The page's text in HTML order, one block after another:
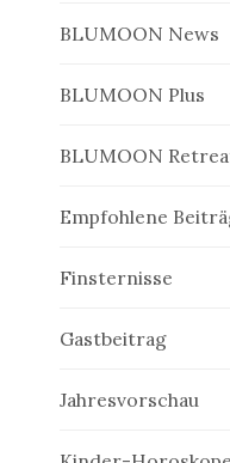
BLUMOON News
BLUMOON Plus
BLUMOON
Empfohlene
Finsternisse
Gastbeitrag
Jahresvorschau